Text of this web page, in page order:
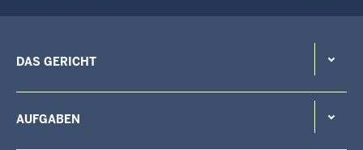
DAS GERICHT
AUFGABEN